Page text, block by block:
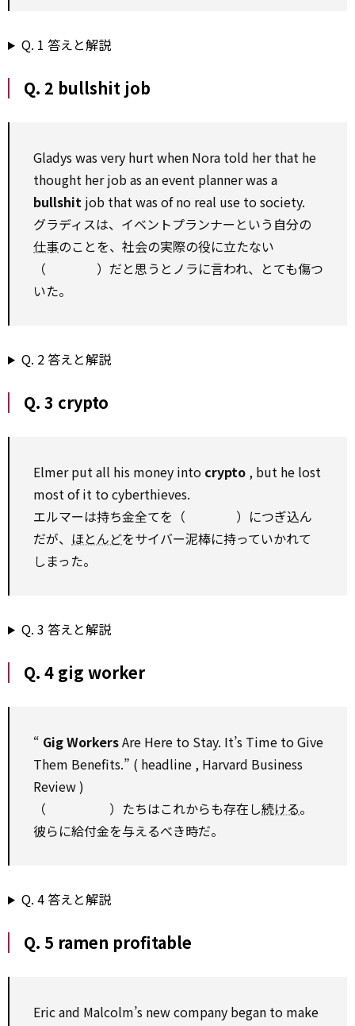
Q. 1 答えと解説
Q. 2 bullshit job
Gladys was very hurt when Nora told her that he
thought her jobas anevent planner was a
bullshit job that was ofno real use tosociety.
グラディスは、イベントプランナーという自分の
仕事のことを、社会の実際の役に立たない
（ ）だと思うとノラに言われ、とても傷つ
いた。
Q. 2 答えと解説
Q. 3 crypto
Elmer put all his money into crypto , but he lost
most ofit tocyberthieves.
エルマーは持ち金全てを（ ）につぎ込ん
だが、 ほとんどをサイバー泥棒に持っていかれて
しまった。
Q. 3 答えと解説
Q. 4 gig worker
“ Gig WorkersAre Here to Stay. It’s Time toGive
Them Benefits.” ( headline , Harvard Business
Review)
（ ）たちはこれからも存在し続ける。
彼らに給付金を与えるべき時だ。
Q. 4 答えと解説
Q. 5 ramen profitable
Eric and Malcolm’s new company began to make